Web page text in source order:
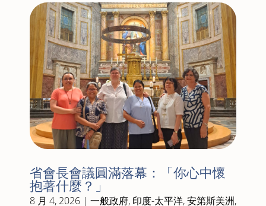
省會長會議圓滿落幕：「你心中懷
抱著什麼？」
8 月 4, 2026| 一般政府, 印度-太平洋,安第斯美洲,